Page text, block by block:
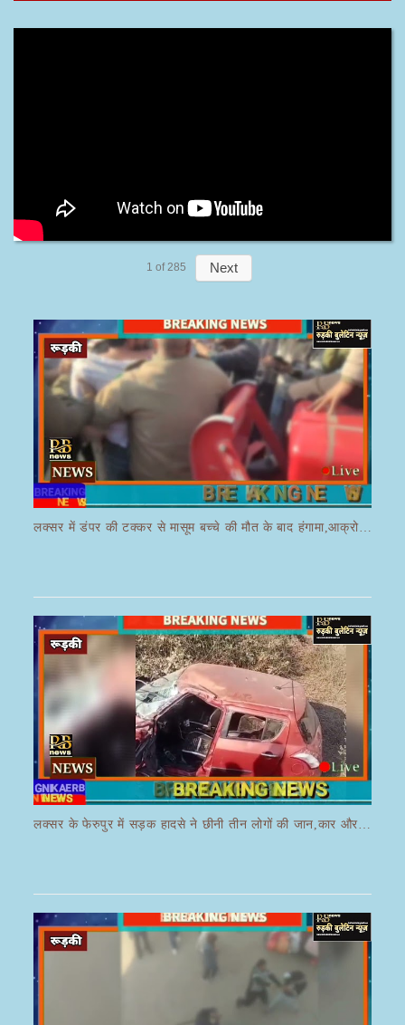
1 of 285 Next
लक्सर में डंपर की टक्कर से मासूम बच्चे की मौत के बाद हंगामा,आक्रोशित भीड़ ने डंपर चालक की करी पिटाई